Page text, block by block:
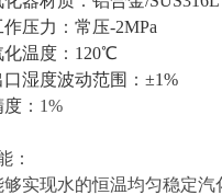
作压力 ： 常压-2MPa
化温度 ： 120℃
口湿度波动范围 ： ±1%
度 ：1%
：
够实现水的恒温均匀稳定汽